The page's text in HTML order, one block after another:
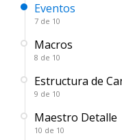
Eventos
7 de 10
Macros
8 de 10
Estructura de
9 de 10
Maestro Detalle
10 de 10